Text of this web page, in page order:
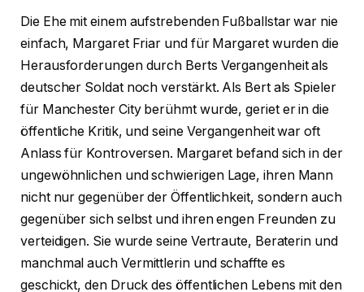
Die Ehe mit einem aufstrebenden Fußballstar war nie
einfach, Margaret Friar und für Margaret wurden die
Herausforderungen durch Berts Vergangenheit als
deutscher Soldat noch verstärkt. Als Bert als Spieler
für Manchester City berühmt wurde, geriet er in die
öffentliche Kritik, und seine Vergangenheit war oft
Anlass für Kontroversen. Margaret befand sich in der
ungewöhnlichen und schwierigen Lage, ihren Mann
nicht nur gegenüber der Öffentlichkeit, sondern auch
gegenüber sich selbst und ihren engen Freunden zu
verteidigen. Sie wurde seine Vertraute, Beraterin und
manchmal auch Vermittlerin und schaffte es
geschickt, den Druck des öffentlichen Lebens mit den